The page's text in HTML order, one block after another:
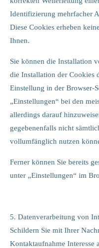
Identifizierung mehrfacher
Diese Cookies erheben
Ihnen.
Sie können die Installation
die Installation der Cookies
Einstellung in der Browser-
„Einstellungen“ bei den
allerdings darauf
gegebenenfalls nicht
vollumfänglich nutzen
Ferner können Sie bereits
unter „Einstellungen“ im
5. Datenverarbeitung von
Schildern Sie mit Ihrer
Kontaktaufnahme Interesse